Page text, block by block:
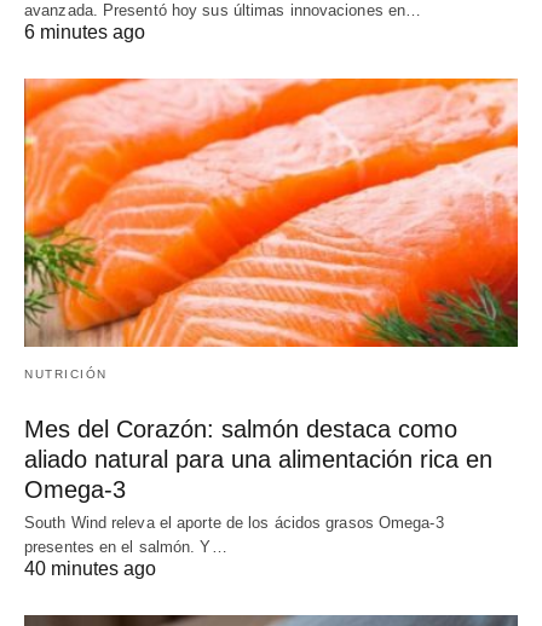
avanzada. Presentó hoy sus últimas innovaciones en…
6 minutes ago
NUTRICIÓN
Mes del Corazón: salmón destaca como
aliado natural para una alimentación rica en
Omega-3
South Wind releva el aporte de los ácidos grasos Omega-3
presentes en el salmón. Y…
40 minutes ago